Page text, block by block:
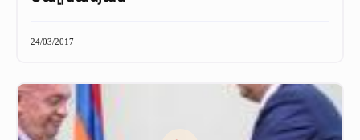
24/03/2017